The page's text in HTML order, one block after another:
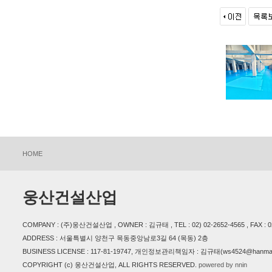
HOME
웅산건설산업
COMPANY : (주)웅산건설산업 , OWNER : 김규태 , TEL : 02) 02-2652-4565 , FAX :
ADDRESS : 서울특별시 양천구 목동중앙남로3길 64 (목동) 2층
BUSINESS LICENSE : 117-81-19747, 개인정보관리책임자 : 김규태
COPYRIGHT (c) 웅산건설산업, ALL RIGHTS RESERVED. powered by nnin